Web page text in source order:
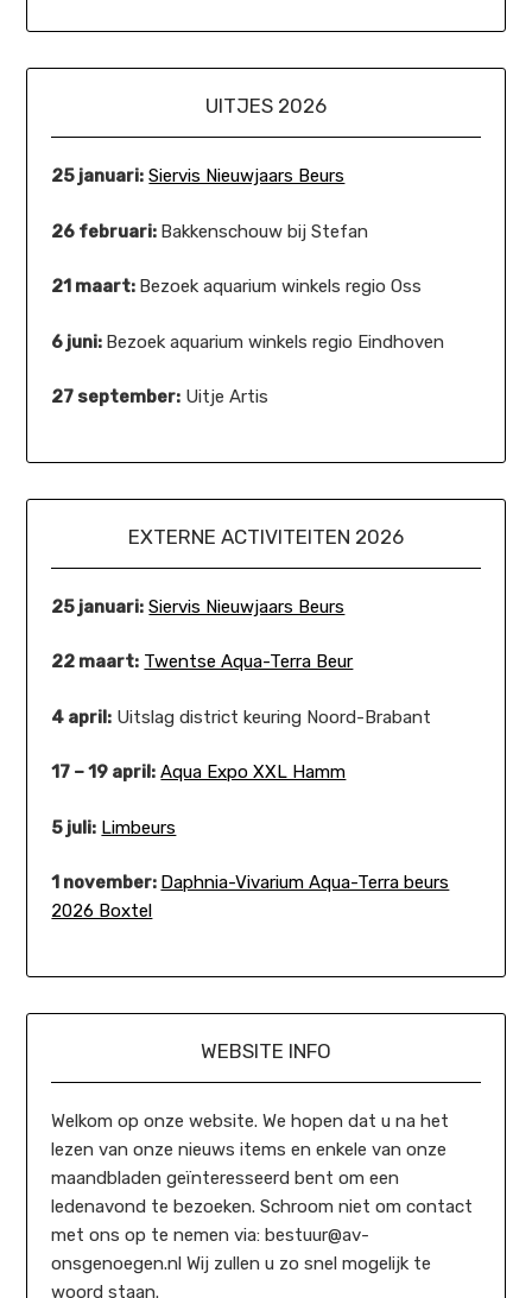
UITJES 2026
25 januari: Siervis Nieuwjaars Beurs
26 februari: Bakkenschouw bij Stefan
21 maart: Bezoek aquarium winkels regio Oss
6 juni: Bezoek aquarium winkels regio Eindhoven
27 september: Uitje Artis
EXTERNE ACTIVITEITEN 2026
25 januari: Siervis Nieuwjaars Beurs
22 maart: Twentse Aqua-Terra Beur
4 april: Uitslag district keuring Noord-Brabant
17 – 19 april: Aqua Expo XXL Hamm
5 juli: Limbeurs
1 november: Daphnia-Vivarium Aqua-Terra beurs
2026 Boxtel
WEBSITE INFO
Welkom op onze website. We hopen dat u na het
lezen van onze nieuws items en enkele van onze
maandbladen geïnteresseerd bent om een
ledenavond te bezoeken. Schroom niet om contact
met ons op te nemen via: bestuur@av-
onsgenoegen.nl Wij zullen u zo snel mogelijk te
woord staan.